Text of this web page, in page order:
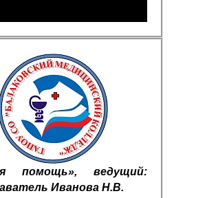
помощь», ведущий:
Иванова Н.В.